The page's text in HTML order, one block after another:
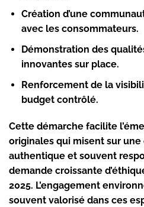
Création d’une
avec les consommateurs.
Démonstration des
innovantes sur place.
Renforcement de la
budget contrôlé.
Cette démarche facilite
originales qui misent sur
authentique et souvent
demande croissante
2025. L’engagement
souvent valorisé dans ces